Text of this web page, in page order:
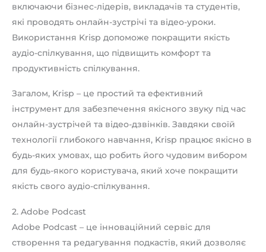
включаючи бізнес-лідерів, викладачів та студентів,
які проводять онлайн-зустрічі та відео-уроки.
Використання Krisp допоможе покращити якість
аудіо-спілкування, що підвищить комфорт та
продуктивність спілкування.
Загалом, Krisp – це простий та ефективний
інструмент для забезпечення якісного звуку під час
онлайн-зустрічей та відео-дзвінків. Завдяки своїй
технології глибокого навчання, Krisp працює якісно в
будь-яких умовах, що робить його чудовим вибором
для будь-якого користувача, який хоче покращити
якість свого аудіо-спілкування.
2. Adobe Podcast
Adobe Podcast – це інноваційний сервіс для
створення та редагування подкастів, який дозволяє